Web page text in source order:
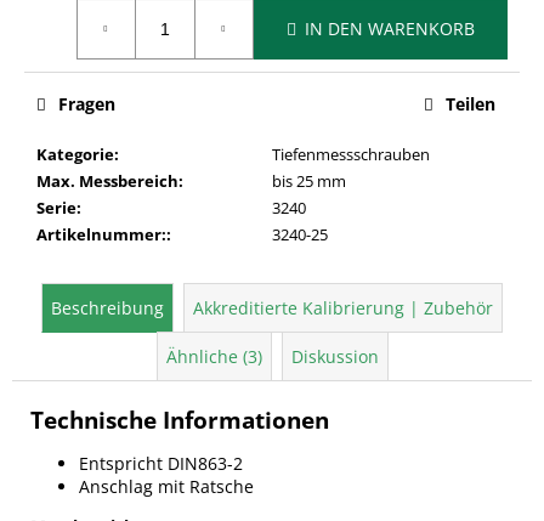
IN DEN WARENKORB
Kategorie:
Tiefenmessschrauben
Max. Messbereich:
bis 25 mm
Serie:
3240
Artikelnummer:: 3240-25
Fragen Teilen
Beschreibung Akkreditierte Kalibrierung | Zubehör
Ähnliche (3) Diskussion
Technische Informationen
Entspricht DIN863-2
Anschlag mit Ratsche